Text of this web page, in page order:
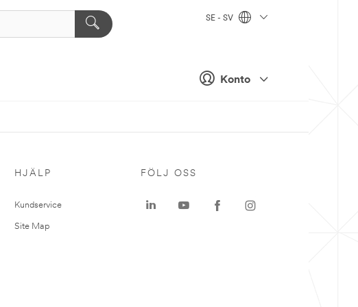
Konto
SE - SV
HJÄLP
Kundservice
Site Map
FÖLJ OSS